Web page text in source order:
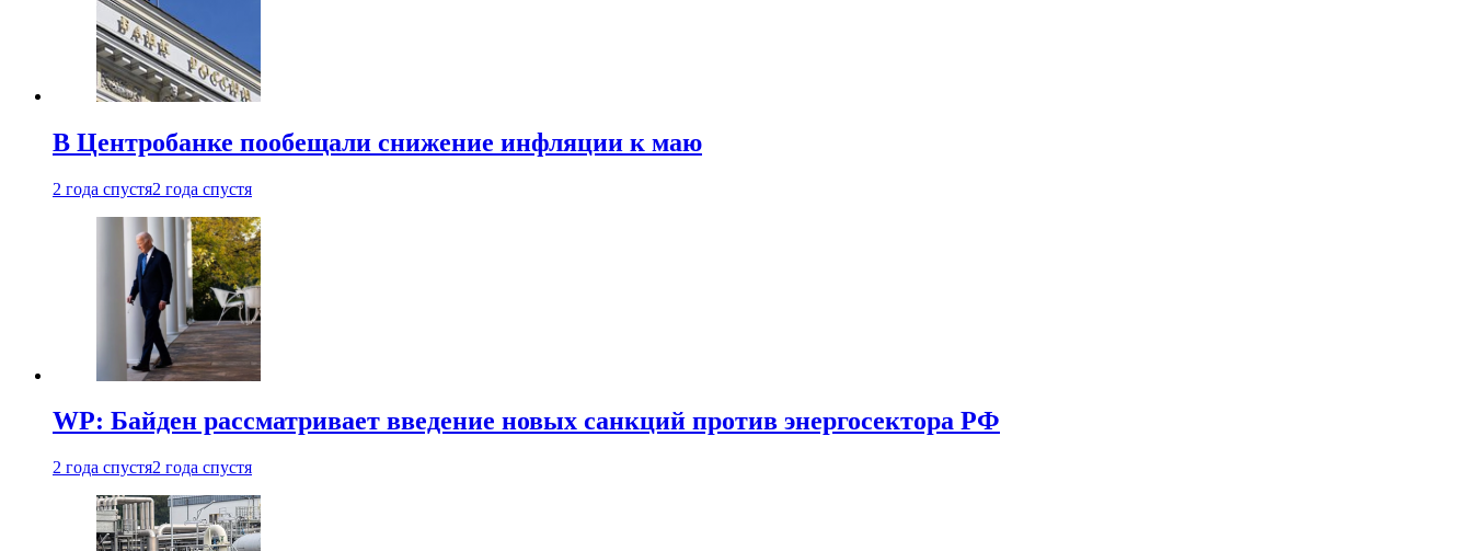
В Центробанке пообещали снижение инфляции к маю
2 года спустя2 года спустя
WP: Байден рассматривает введение новых санкций против энергосектора РФ
2 года спустя2 года спустя